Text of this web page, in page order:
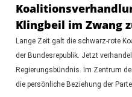
Klingbeil im Zwang
Lange Zeit galt die schwarz-rote
der Bundesrepublik. Jetzt
Regierungsbündnis. Im Zentrum
die persönliche Beziehung der